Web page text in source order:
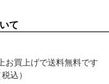
て
お買上げで送料無料です
税込）